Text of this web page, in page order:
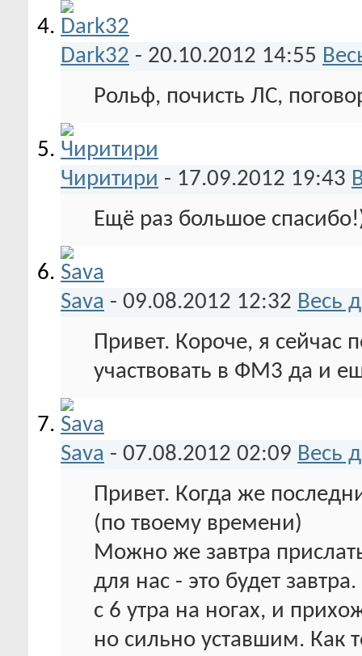
Dark32 - 20.10.2012 14:55
Рольф, почисть ЛС,
Чиритири - 17.09.2012 19:43
Ещё раз большое
Sava - 09.08.2012 12:32 Весь
Привет. Короче, я сейчас
участвовать в ФМ3 да и
Sava - 07.08.2012 02:09 Весь
Привет. Когда же
(по твоему времени)
Можно же завтра
для нас - это будет
с 6 утра на ногах, и
но сильно уставшим. Как